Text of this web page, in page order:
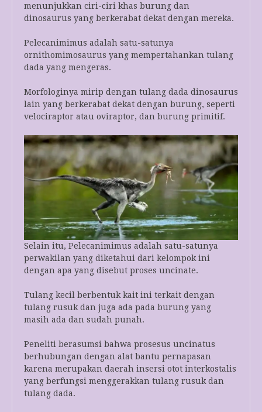
menunjukkan ciri-ciri khas burung dan
dinosaurus yang berkerabat dekat dengan mereka.
Pelecanimimus adalah satu-satunya
ornithomimosaurus yang mempertahankan tulang
dada yang mengeras.
Morfologinya mirip dengan tulang dada dinosaurus
lain yang berkerabat dekat dengan burung, seperti
velociraptor atau oviraptor, dan burung primitif.
Selain itu, Pelecanimimus adalah satu-satunya
perwakilan yang diketahui dari kelompok ini
dengan apa yang disebut proses uncinate.
Tulang kecil berbentuk kait ini terkait dengan
tulang rusuk dan juga ada pada burung yang
masih ada dan sudah punah.
Peneliti berasumsi bahwa prosesus uncinatus
berhubungan dengan alat bantu pernapasan
karena merupakan daerah insersi otot interkostalis
yang berfungsi menggerakkan tulang rusuk dan
tulang dada.